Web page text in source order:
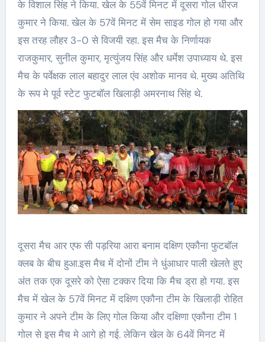
के विशाल सिंह ने किया. खेल के 55वें मिनट में दूसरा गोल धीरज
कुमार ने किया. खेल के 57वें मिनट में सेम साइड गोल हो गया और
इस तरह लौहर 3-0 से विजयी रहा. इस मैच के निर्णायक
राजकुमार, सुनील कुमार, मृत्युंजय सिंह और धर्मेश उपाध्याय थे. इस
मैच के पर्वेक्षक लाल बहादुर लाल एंव अशोक मानव थे. मुख्य अतिथि
के रूप मे पूर्व स्टेट फुटबॉल खिलाड़ी अमरनाथ सिंह थे.
दूसरा मैच आर एफ सी पड़रिया आरा बनाम दक्षिण एकौना फुटबॉल
क्लब के बीच हुआ.इस मैच में दोनों टीम ने धुंआधार पाली खेलते हुए
अंत तक एक दूसरे को ऐसा टक्कर दिया कि मैच ड्रा हो गया. इस
मैच में खेल के 57वें मिनट में दक्षिण एकौना टीम के खिलाड़ी रोहित
कुमार ने अपने टीम के लिए गोल किया और दक्षिणा एकौना टीम 1
गोल से इस मैच मे आगे हो गई. लेकिन खेल के 64वें मिनट में